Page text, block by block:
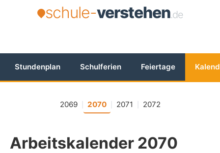
schule-verstehen.de
Stundenplan Schulferien Feiertage
2069 2070 2071 2072
Arbeitskalender 2070